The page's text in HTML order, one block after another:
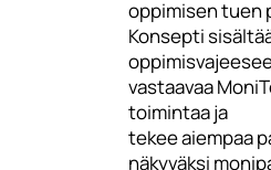
oppimisen tuen
Konsepti
vastaavaa
toimintaa ja
tekee aiempaa
näkyväksi